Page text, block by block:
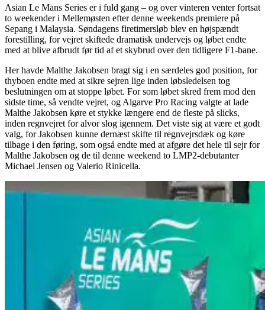
Asian Le Mans Series er i fuld gang – og over vinteren venter fortsat
to weekender i Mellemøsten efter denne weekends premiere på
Sepang i Malaysia. Søndagens firetimersløb blev en højspændt
forestilling, for vejret skiftede dramatisk undervejs og løbet endte
med at blive afbrudt før tid af et skybrud over den tidligere F1-bane.
Her havde Malthe Jakobsen bragt sig i en særdeles god position, for
thyboen endte med at sikre sejren lige inden løbsledelsen tog
beslutningen om at stoppe løbet. For som løbet skred frem mod den
sidste time, så vendte vejret, og Algarve Pro Racing valgte at lade
Malthe Jakobsen køre et stykke længere end de fleste på slicks,
inden regnvejret for alvor slog igennem. Det viste sig at være et godt
valg, for Jakobsen kunne dernæst skifte til regnvejrsdæk og køre
tilbage i den føring, som også endte med at afgøre det hele til sejr for
Malthe Jakobsen og de til denne weekend to LMP2-debutanter
Michael Jensen og Valerio Rinicella.